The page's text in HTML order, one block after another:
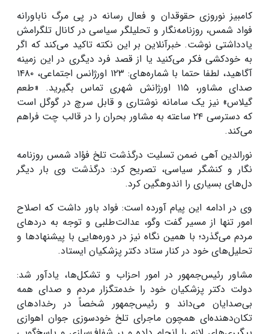
کامبیز نوروزی حقوقدان و فعال رسانه در پی مرگ ناباورانه
فواد شمس، روزنامه‌نگار و تحلیلگر سیاسی در کانال تلگرامش
یادداشتی نوشت. خبرآنلاین بر این نکته تاکید می‌کند که اگر
به خودکشی فکر می‌کنید یا از قصد فرد دیگری در این زمینه
آگاهید، لطفا حتما با شماره‌های: ۱۲۳ اورژانس اجتماعی، ۱۴۸۰
صدای مشاور، ۱۱۵ اورژانش شهری تماس بگیرید. «طعم
گیلاس» نیز یک سامانه نوشتاری و قابل سرچ در گوگل است
که دسترسی ۲۴ ساعته به مشاور بحران را در قالب چت فراهم
می‌کند.
نورالدین آهی ضمن تسلیت درگذشت تلخ فؤاد شمس روزنامه
نگار و کنشگر سیاسی، تصریح کرد: درگذشت وی بار دیگر
دل‌های بسیاری را اندوهگین کرد.
وی در ادامه این پیام آورده است: فواد باور داشت که اصلاح
امور تنها از مسیر گفت‌ وگو، عدالت‌طلبی و توجه به دردهای
مردم می‌گذرد؛ با همین نگاه نیز در دوره‌هایی با پیشنهادها و
تحلیل‌های خود در کنار ستاد دکتر پزشکیان ایستاد.
مشاور رئیس‌جمهور در امور احزاب و تشکل‌ها، یادآور شد:
دولت دکتر پزشکیان خود را خدمتگزار مردم و صدای همه
بی‌صدایان می‌داند و رئیس‌جمهور شخصاً در رخدادهای
تکان‌دهنده‌ای همچون ماجرای تلخ خودسوزی جوان اهوازی